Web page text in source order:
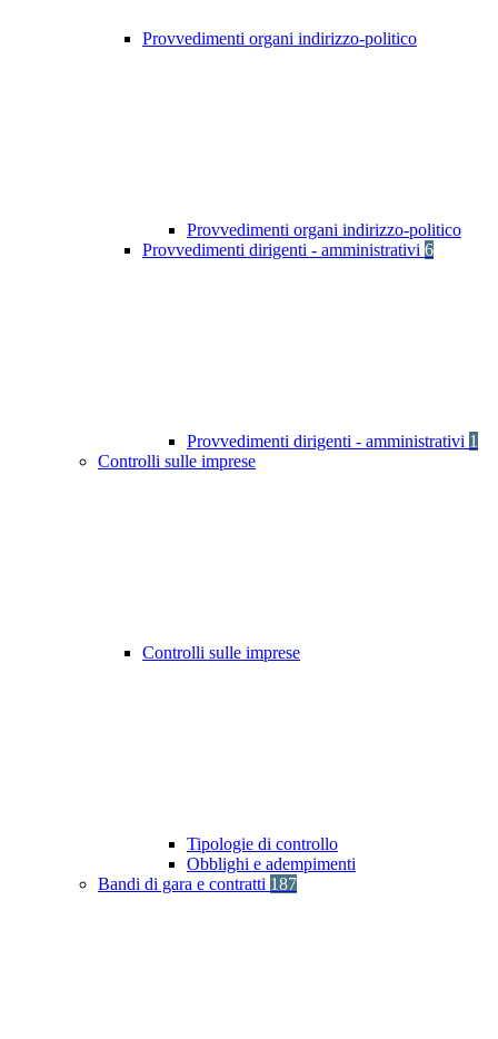
Provvedimenti organi indirizzo-politico
Provvedimenti organi indirizzo-politico
Provvedimenti dirigenti - amministrativi 6
Provvedimenti dirigenti - amministrativi 1
Controlli sulle imprese
Controlli sulle imprese
Tipologie di controllo
Obblighi e adempimenti
Bandi di gara e contratti 187